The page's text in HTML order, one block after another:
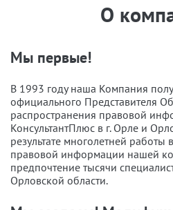
О
Мы первые!
В 1993 году наша Компания
официального Представителя
распространения правовой
КонсультантПлюс в г. Орле и
результате многолетней
правовой информации нашей
предпочтение тысячи
Орловской области.